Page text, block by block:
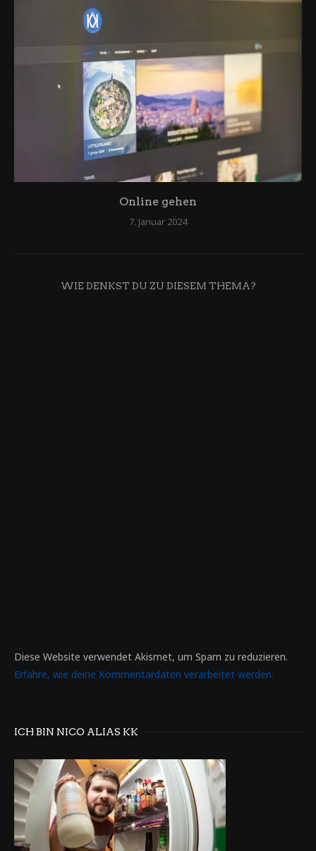
Online gehen
7. Januar 2024
WIE DENKST DU ZU DIESEM THEMA?
Diese Website verwendet Akismet, um Spam zu reduzieren.
Erfahre, wie deine Kommentardaten verarbeitet werden.
ICH BIN NICO ALIAS KK